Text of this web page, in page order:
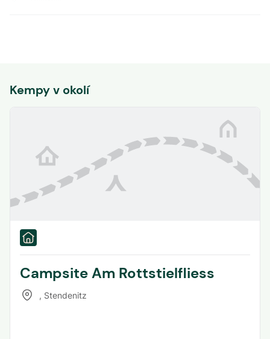
Kempy v okolí
Campsite Am Rottstielfliess
, Stendenitz